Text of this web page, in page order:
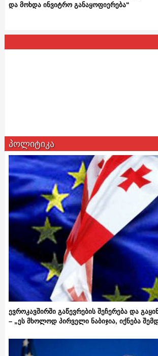
და მოხდა ინვიტრო განაყოფიერება“
პოლიტიკა
ევროკავშირში გაწევრების შეჩერება და
– „ეს მხოლოდ პირველი ნაბიჯია, იქნება